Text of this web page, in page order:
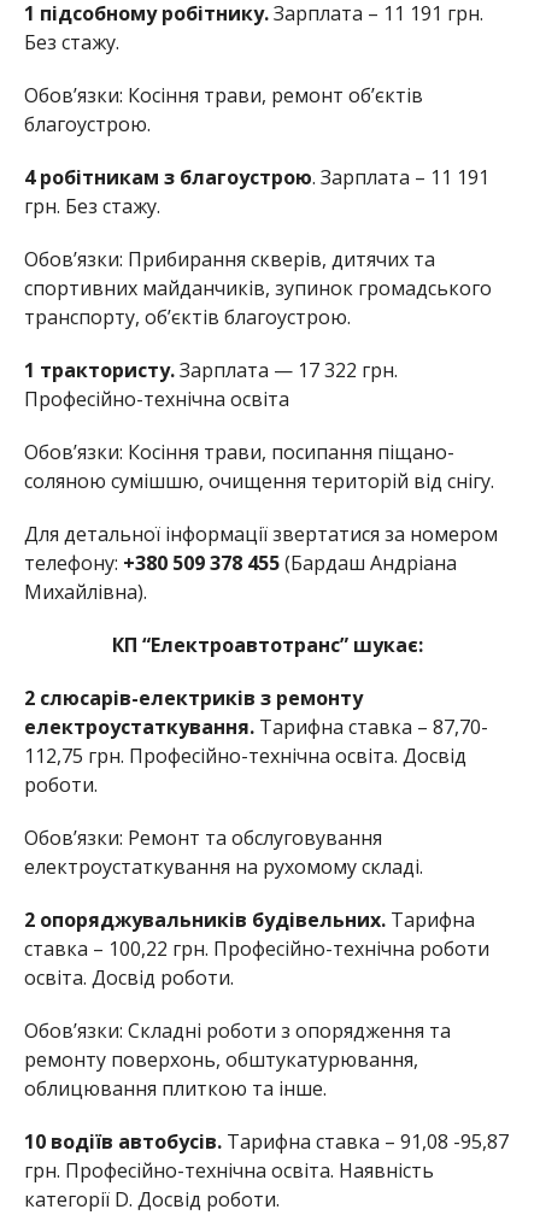
1 підсобному робітнику.Зарплата – 11 191 грн.
Без стажу.
Обов’язки: Косіння трави, ремонт об’єктів
благоустрою.
4 робітникам з благоустрою. Зарплата – 11 191
грн. Без стажу.
Обов’язки: Прибирання скверів, дитячих та
спортивних майданчиків, зупинок громадського
транспорту, об’єктів благоустрою.
1 трактористу.Зарплата — 17 322 грн.
Професійно-технічна освіта
Обов’язки: Косіння трави, посипання піщано-
соляною сумішшю, очищення територій від снігу.
Для детальної інформації звертатися за номером
телефону: +380 509 378 455(Бардаш Андріана
Михайлівна).
КП “Електроавтотранс” шукає:
2 слюсарів-електриків з ремонту
електроустаткування.Тарифна ставка – 87,70-
112,75 грн. Професійно-технічна освіта. Досвід
роботи.
Обов’язки: Ремонт та обслуговування
електроустаткування на рухомому складі.
2 опоряджувальників будівельних.Тарифна
ставка – 100,22 грн. Професійно-технічна роботи
освіта. Досвід роботи.
Обов’язки: Складні роботи з опорядження та
ремонту поверхонь, обштукатурювання,
облицювання плиткою та інше.
10 водіїв автобусів.Тарифна ставка – 91,08 -95,87
грн. Професійно-технічна освіта. Наявність
категорії D. Досвід роботи.